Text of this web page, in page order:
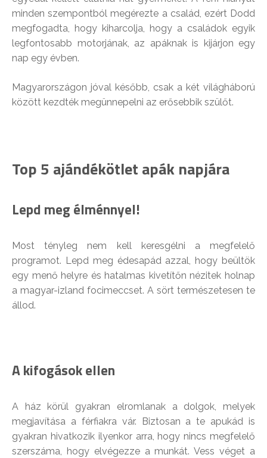
minden szempontból megérezte a család, ezért Dodd
megfogadta, hogy kiharcolja, hogy a családok egyik
legfontosabb motorjának, az apáknak is kijárjon egy
nap egy évben.
Magyarországon jóval később, csak a két világháború
között kezdték megünnepelni az erősebbik szülőt.
Top 5 ajándékötlet apák napjára
Lepd meg élménnyel!
Most tényleg nem kell keresgélni a megfelelő
programot. Lepd meg édesapád azzal, hogy beültök
egy menő helyre és hatalmas kivetítőn nézitek holnap
a magyar-izland focimeccset. A sört természetesen te
állod.
A kifogások ellen
A ház körül gyakran elromlanak a dolgok, melyek
megjavítása a férfiakra vár. Biztosan a te apukád is
gyakran hivatkozik ilyenkor arra, hogy nincs megfelelő
szerszáma, hogy elvégezze a munkát. Vess véget a